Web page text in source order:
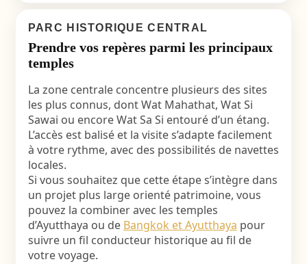
PARC HISTORIQUE CENTRAL
Prendre vos repères parmi les principaux
temples
La zone centrale concentre plusieurs des sites
les plus connus, dont Wat Mahathat, Wat Si
Sawai ou encore Wat Sa Si entouré d’un étang.
L’accès est balisé et la visite s’adapte facilement
à votre rythme, avec des possibilités de navettes
locales.
Si vous souhaitez que cette étape s’intègre dans
un projet plus large orienté patrimoine, vous
pouvez la combiner avec les temples
d’Ayutthaya ou de Bangkok et Ayutthaya pour
suivre un fil conducteur historique au fil de
votre voyage.